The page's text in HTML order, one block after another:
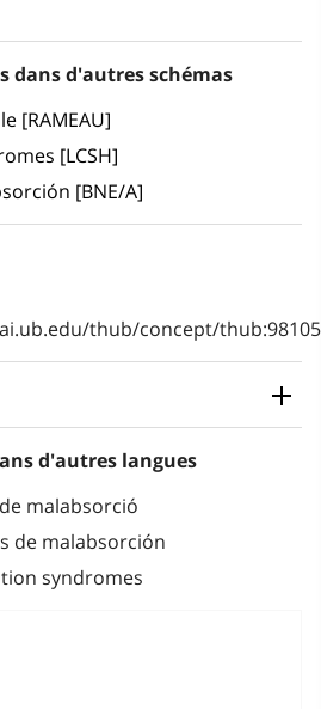
dans d'autres schémas
[RAMEAU]
[LCSH]
[BNE/A]
thub/concept/
d'autres langues
malabsorció
de malabsorción
syndromes